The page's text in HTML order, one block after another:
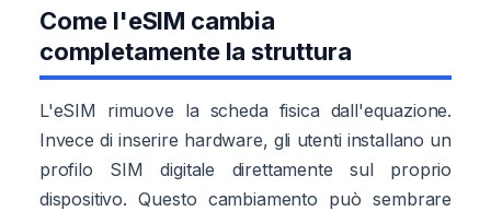
Come l'eSIM cambia
completamente la struttura
L'eSIM rimuove la scheda fisica dall'equazione.
Invece di inserire hardware, gli utenti installano un
profilo SIM digitale direttamente sul proprio
dispositivo. Questo cambiamento può sembrare